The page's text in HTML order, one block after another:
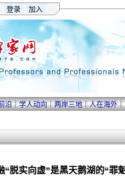
沿｜学人动向｜两岸三地｜人在海外｜
“脱实向虚”是黑天鹅湖的“罪